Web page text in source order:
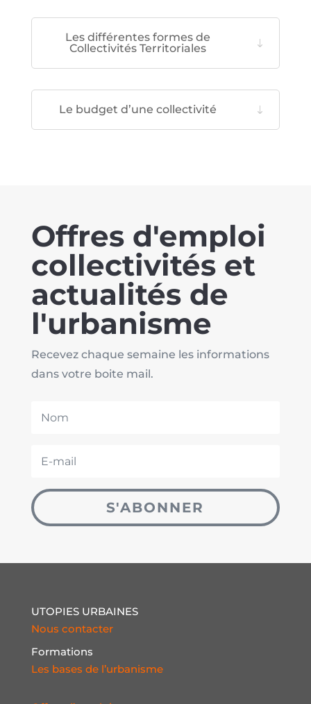
Les différentes formes de
Collectivités Territoriales
Le budget d’une collectivité
Offres d'emploi
collectivités et
actualités de
l'urbanisme
Recevez chaque semaine les informations
dans votre boite mail.
S'ABONNER
UTOPIES URBAINES
Nous contacter
Formations
Les bases de l’urbanisme